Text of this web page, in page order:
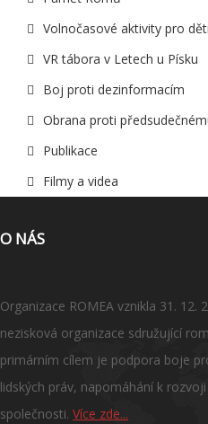
Volnočasové aktivity pro děti
VR tábora v Letech u Písku
Boj proti dezinformacím
Obrana proti
Publikace
Filmy a videa
O NÁS
Organizace ROMEA vznikla 31.
nezisková organizace sdružující
primárním cílem je podpora boje
lidských práv, napomáhání k
společnosti. Více zde...